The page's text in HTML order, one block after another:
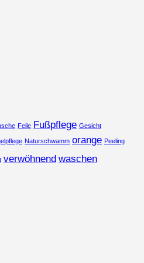
Feile Fußpflege Gesicht
Naturschwamm orange Peeling
verwöhnend waschen